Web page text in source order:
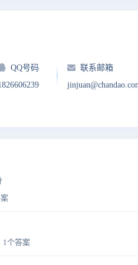
QQ号码
联系邮箱
1个答案